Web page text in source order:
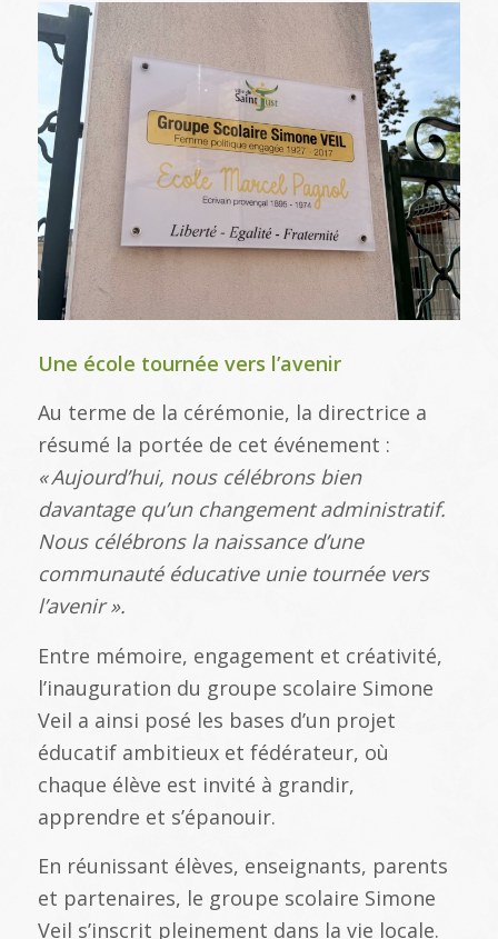
Une école tournée vers l’avenir
Au terme de la cérémonie, la directrice a
résumé la portée de cet événement :
«Aujourd’hui, nous célébrons bien
davantage qu’un changement administratif.
Nous célébrons la naissance d’une
communauté éducative unie tournée vers
l’avenir ».
Entre mémoire, engagement et créativité,
l’inauguration du groupe scolaire Simone
Veil a ainsi posé les bases d’un projet
éducatif ambitieux et fédérateur, où
chaque élève est invité à grandir,
apprendre et s’épanouir.
En réunissant élèves, enseignants, parents
et partenaires, le groupe scolaire Simone
Veil s’inscrit pleinement dans la vie locale.